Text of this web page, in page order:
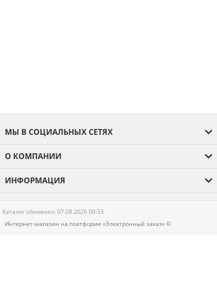
МЫ В СОЦИАЛЬНЫХ СЕТЯХ
О КОМПАНИИ
Новости
ИНФОРМАЦИЯ
Каталог обновлен: 07.08.2026 09:53
Интернет-магазин на платформе «Электронный заказ» ©